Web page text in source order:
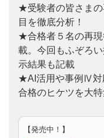
★受験者の皆さまの
目を徹底分析！
★合格者５名の再現
載。今回もふぞろ
示結果も記載
★AI活用や事例Ⅳ対
合格のヒケツを大特
【発売中！】